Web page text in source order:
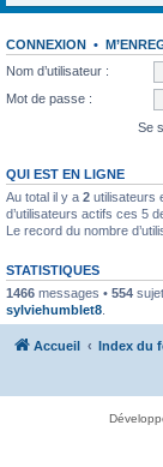
CONNEXION •
Nom d’utilisateur :
Mot de passe :
Se
QUI EST EN LIGNE
Au total il y a 2 utilisateurs
d’utilisateurs actifs ces 5
Le record du nombre
STATISTIQUES
1466 messages • 554
sylviehumblet8
Accueil Index du